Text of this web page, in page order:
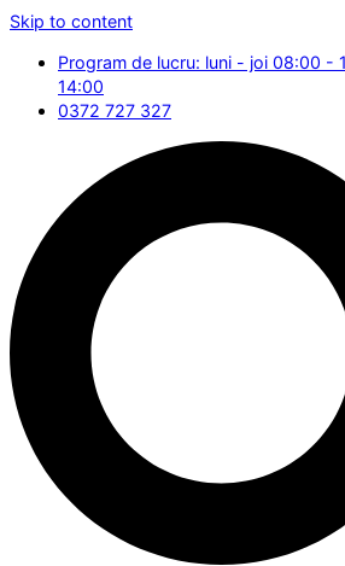
Skip to content
Program de lucru: luni - joi 08:00 -
14:00
0372 727 327